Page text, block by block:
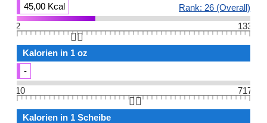
45,00 Kcal
Rank: 26 (Overall)
2
133
👆🏻
Kalorien in 1 oz
-
10
717
👆🏻
Kalorien in 1 Scheibe